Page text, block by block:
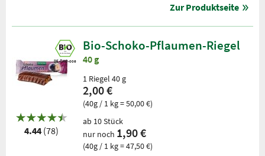
Zur Produktseite
DE-ÖKO-006
4.44 (78)
Bio-Schoko-Pflaumen-Riegel
40 g
1 Riegel 40 g
2,00 €
(40g / 1 kg = 50,00 €)
ab 10 Stück
nur noch 1,90 €
(40g / 1 kg = 47,50 €)